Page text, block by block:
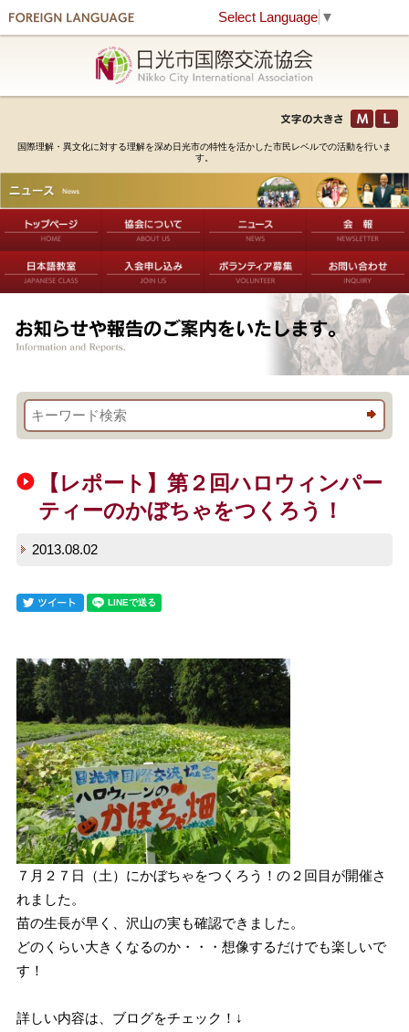
Select Language ▼
国際理解・異文化に対する理解を深め日光市の特性を活かした市民レベルでの活動を行いま
す。
【レポート】第２回ハロウィンパー
ティーのかぼちゃをつくろう！
2013.08.02
７月２７日（土）にかぼちゃをつくろう！の２回目が開催さ
れました。
苗の生長が早く、沢山の実も確認できました。
どのくらい大きくなるのか・・・想像するだけでも楽しいで
す！
詳しい内容は、ブログをチェック！↓